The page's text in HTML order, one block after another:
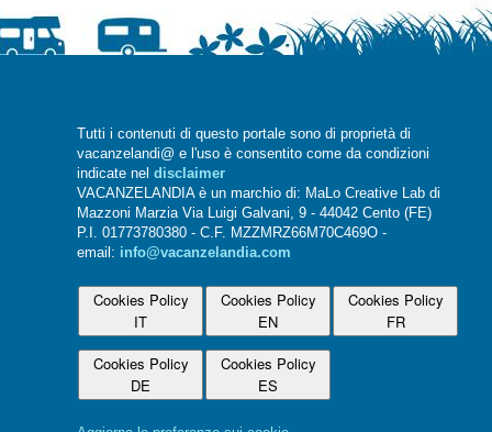
Tutti i contenuti di questo portale sono di proprietà di
vacanzelandi@ e l'uso è consentito come da condizioni
indicate nel disclaimer
VACANZELANDIA è un marchio di: MaLo Creative Lab di
Mazzoni Marzia Via Luigi Galvani, 9 - 44042 Cento (FE)
P.I. 01773780380 - C.F. MZZMRZ66M70C469O -
email: info@vacanzelandia.com
Cookies Policy
IT
Cookies Policy
EN
Cookies Policy
FR
Cookies Policy
DE
Cookies Policy
ES